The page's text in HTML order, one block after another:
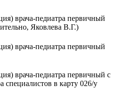
врача-педиатра первичный
Яковлева В.Г.)
врача-педиатра первичный
врача-педиатра первичный с
специалистов в карту 026/у